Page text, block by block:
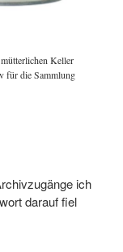
Keller
für die Sammlung
ich
darauf fiel